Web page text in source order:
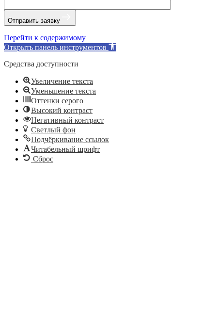
Отправить заявку
Перейти к содержимому
Открыть панель инструментов
Средства доступности
Увеличение текста
Уменьшение текста
Оттенки серого
Высокий контраст
Негативный контраст
Светлый фон
Подчёркивание ссылок
Читабельный шрифт
Сброс